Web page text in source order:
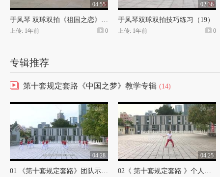
04:55
于凤琴 双球双拍《祖国之恋》背面示范：李红霞、赵爱梅...
上传: 1年前 0
02:36
于凤琴双球双拍技巧练习（19）
上传: 1年前 0
专辑推荐
第十套规定套路《中国之梦》教学专辑 (14)
04:28
01 《第十套规定套路》团队示范展示
04:25
02《 第十套规定套路 》个人正面示范